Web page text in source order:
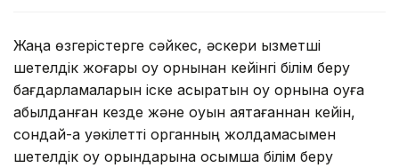
Жаңа өзгерістерге сәйкес, әскери қызметші
шетелдік жоғары оқу орнынан кейінгі білім беру
бағдарламаларын іске асыратын оқу орнына оқуға
қабылданған кезде және оқуын аяқтағаннан кейін,
сондай-ақ уәкілетті органның жолдамасымен
шетелдік оқу орындарына қосымша білім беру